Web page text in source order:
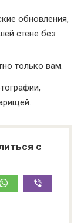
обновления,
стене без
только вам.
с